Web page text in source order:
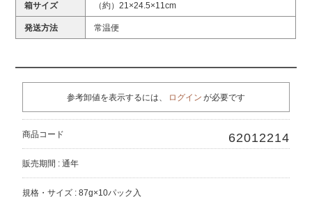
箱サイズ （約）21×24.5×11cm
発送方法 常温便
参考卸値を表示するには、 ログイン が必要です
商品コード 62012214
販売期間 : 通年
規格・サイズ : 87g×10パック入